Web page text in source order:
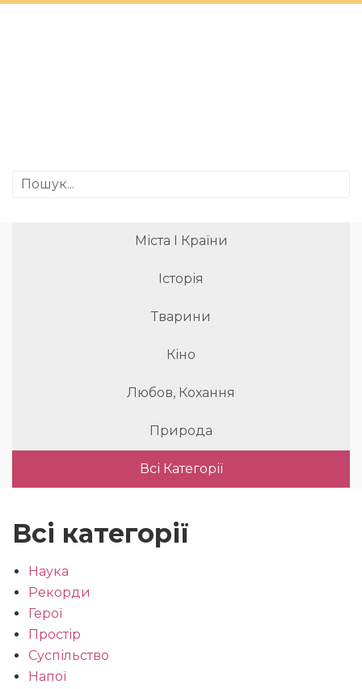
Міста І Країни
Історія
Тварини
Кіно
Любов, Кохання
Природа
Всі Категорії
Всі категорії
Наука
Рекорди
Герої
Простір
Суспільство
Напої